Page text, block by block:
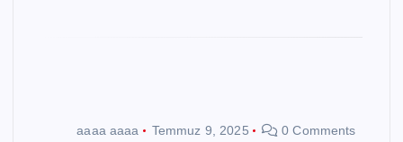
aaaa aaaa Temmuz 9, 2025 0 Comments